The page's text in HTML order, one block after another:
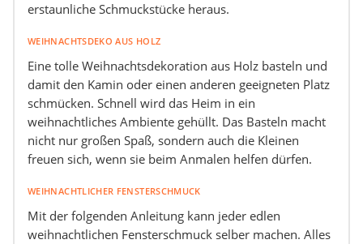
erstaunliche Schmuckstücke heraus.
WEIHNACHTSDEKO AUS HOLZ
Eine tolle Weihnachtsdekoration aus Holz basteln und
damit den Kamin oder einen anderen geeigneten Platz
schmücken. Schnell wird das Heim in ein
weihnachtliches Ambiente gehüllt. Das Basteln macht
nicht nur großen Spaß, sondern auch die Kleinen
freuen sich, wenn sie beim Anmalen helfen dürfen.
WEIHNACHTLICHER FENSTERSCHMUCK
Mit der folgenden Anleitung kann jeder edlen
weihnachtlichen Fensterschmuck selber machen. Alles